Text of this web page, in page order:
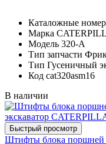
Каталожные
Марка
Модель 320-A
Тип запчасти
Тип Гусеничный
Код cat320asm16
В наличии
Штифты блока поршней